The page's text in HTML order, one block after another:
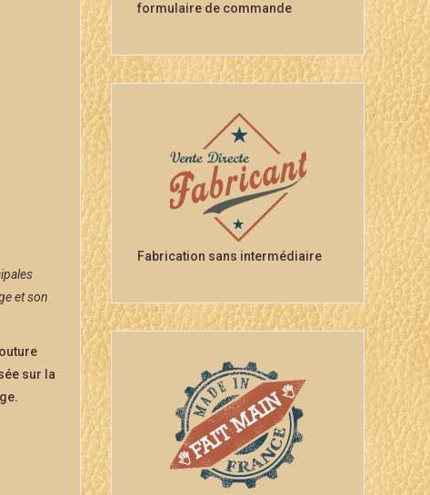
et son
sur la
formulaire de commande
Fabrication sans intermédiaire